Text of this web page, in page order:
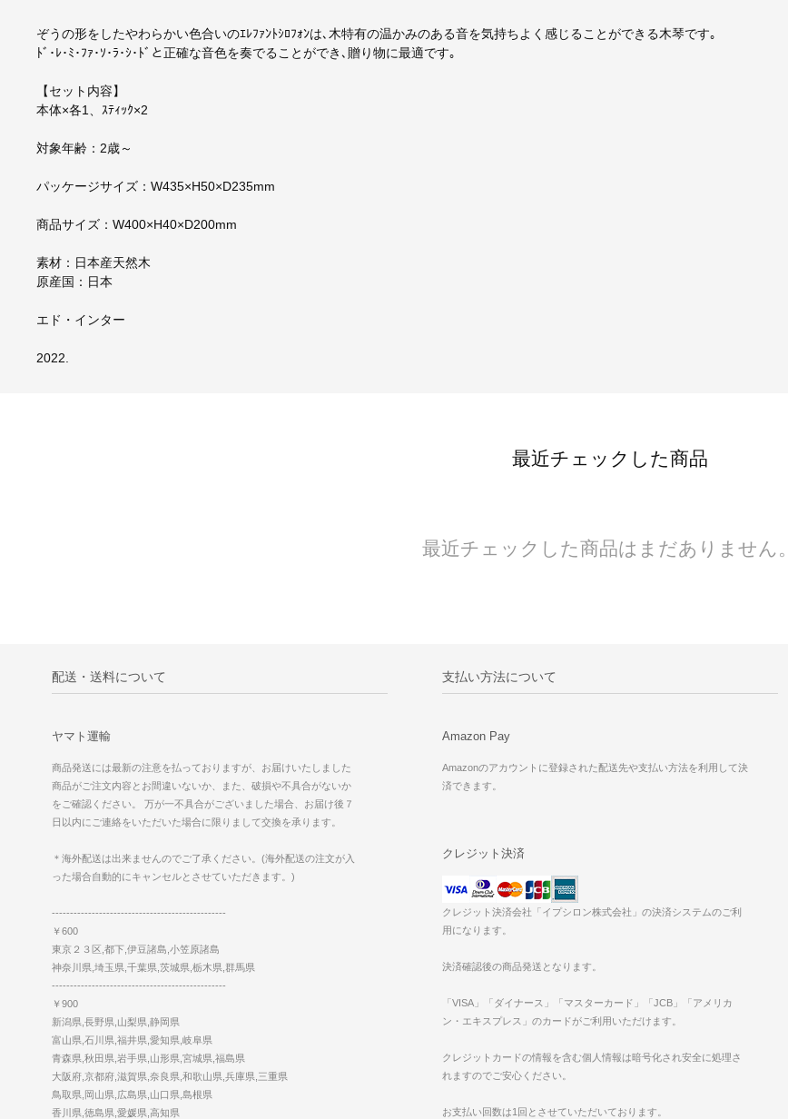
ぞうの形をしたやわらかい色合いのｴﾚﾌｧﾝﾄｼﾛﾌｫﾝは､木特有の温かみのある音を気持ちよく感じることができる木琴です｡
ﾄﾞ･ﾚ･ﾐ･ﾌｧ･ｿ･ﾗ･ｼ･ﾄﾞと正確な音色を奏でることができ､贈り物に最適です｡
【セット内容】
本体×各1、ｽﾃｨｯｸ×2
対象年齢：2歳～
パッケージサイズ：W435×H50×D235mm
商品サイズ：W400×H40×D200mm
素材：日本産天然木
原産国：日本
エド・インター
2022.
最近チェックした商品
最近チェックした商品はまだありません。
配送・送料について
ヤマト運輸
商品発送には最新の注意を払っておりますが、お届けいたしました
商品がご注文内容とお間違いないか、また、破損や不具合がないか
をご確認ください。 万が一不具合がございました場合、お届け後７
日以内にご連絡をいただいた場合に限りまして交換を承ります。
＊海外配送は出来ませんのでご了承ください。(海外配送の注文が入
った場合自動的にキャンセルとさせていただきます。)
------------------------------------------------
￥600
東京２３区,都下,伊豆諸島,小笠原諸島
神奈川県,埼玉県,千葉県,茨城県,栃木県,群馬県
------------------------------------------------
￥900
新潟県,長野県,山梨県,静岡県
富山県,石川県,福井県,愛知県,岐阜県
青森県,秋田県,岩手県,山形県,宮城県,福島県
大阪府,京都府,滋賀県,奈良県,和歌山県,兵庫県,三重県
鳥取県,岡山県,広島県,山口県,島根県
香川県,徳島県,愛媛県,高知県
支払い方法について
Amazon Pay
Amazonのアカウントに登録された配送先や支払い方法を利用して決
済できます。
クレジット決済
クレジット決済会社「イプシロン株式会社」の決済システムのご利
用になります。
決済確認後の商品発送となります。
「VISA」「ダイナース」「マスターカード」「JCB」「アメリカ
ン・エキスプレス」のカードがご利用いただけます。
クレジットカードの情報を含む個人情報は暗号化され安全に処理さ
れますのでご安心ください。
お支払い回数は1回とさせていただいております。